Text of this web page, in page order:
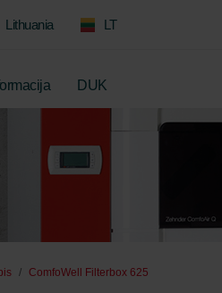
Lithuania LT
DUK
ComfoWell Filterbox 625